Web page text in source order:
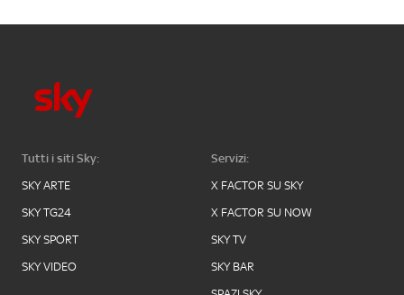
Tutti i siti Sky:
SKY ARTE
SKY TG24
SKY SPORT
SKY VIDEO
Servizi:
X FACTOR SU SKY
X FACTOR SU NOW
SKY TV
SKY BAR